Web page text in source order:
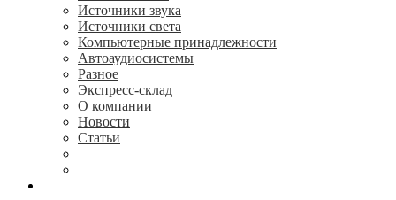
Источники звука
Источники света
Компьютерные принадлежности
Автоаудиосистемы
Разное
Экспресс-склад
О компании
Новости
Статьи